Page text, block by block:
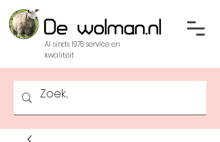
Al sinds 1976 service en
kwaliteit